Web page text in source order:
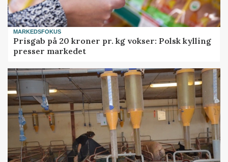
MARKEDSFOKUS
Prisgab på 20 kroner pr. kg vokser: Polsk kylling
presser markedet